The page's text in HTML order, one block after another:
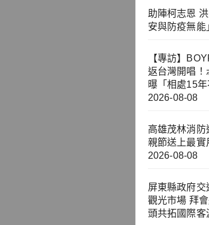
助陣柯志恩
安與防疫無能
【專訪】
返台灣開唱！
曝「相處15
2026-08-08
高雄茂林消
親節送上最實
2026-08-08
屏東縣政府交
觀光市場 拜
頭共拓國際客